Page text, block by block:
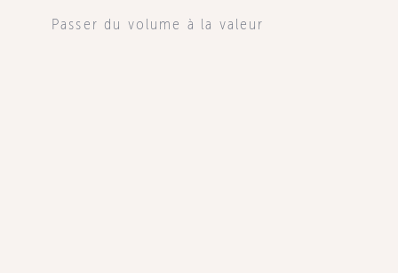
Passer du volume à la valeur